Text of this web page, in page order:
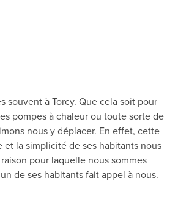
souvent à Torcy. Que cela soit pour
pompes à chaleur ou toute sorte de
nous y déplacer. En effet, cette
et la simplicité de ses habitants nous
pour laquelle nous sommes
de ses habitants fait appel à nous.